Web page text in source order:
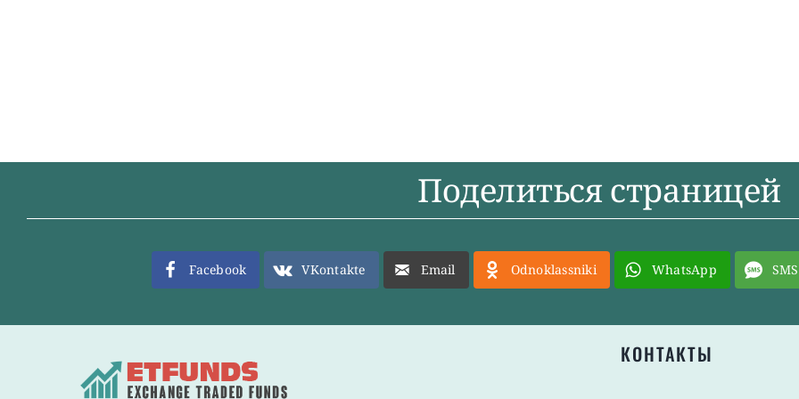
Поделиться страницей
Facebook VKontakte Email Odnoklassniki WhatsApp SMS
КОНТАКТЫ